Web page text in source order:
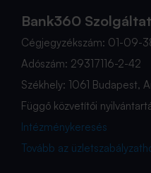
Bank360
Cégjegyzékszám: 01-09-
Adószám: 29317116-2-42
Székhely: 1061 Budapest,
Függő közvetítői
Intézménykeresés
Tovább az